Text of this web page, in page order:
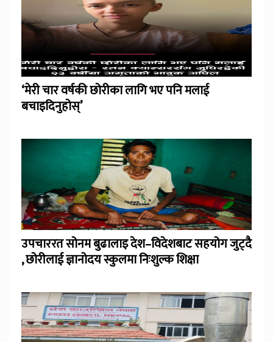
‘मेरी चार वर्षकी छोरीका लागि भए पनि मलाई
बचाइदिनुहोस्’
उपचाररत सोनम बुढालाइ देश–विदेशबाट सहयोग जुट्दै
, छोरीलाई ज्ञानोदय स्कुलमा निःशुल्क शिक्षा